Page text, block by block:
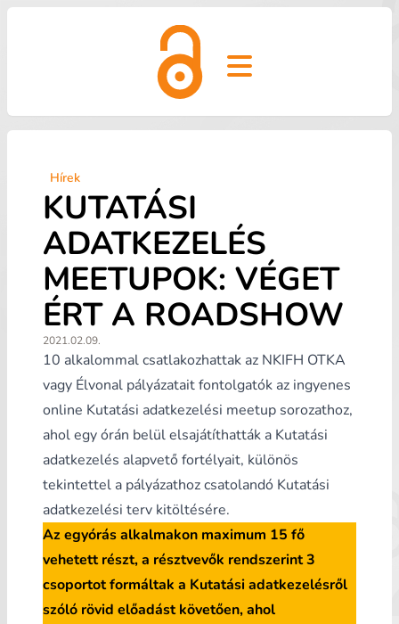
Open main menu
Hírek
KUTATÁSI
ADATKEZELÉS
MEETUPOK: VÉGET
ÉRT A ROADSHOW
2021.02.09.
10 alkalommal csatlakozhattak az NKIFH OTKA
vagy Élvonal pályázatait fontolgatók az ingyenes
online Kutatási adatkezelési meetup sorozathoz,
ahol egy órán belül elsajátíthatták a Kutatási
adatkezelés alapvető fortélyait, különös
tekintettel a pályázathoz csatolandó Kutatási
adatkezelési terv kitöltésére.
Az egyórás alkalmakon maximum 15 fő
vehetett részt, a résztvevők rendszerint 3
csoportot formáltak a Kutatási adatkezelésről
szóló rövid előadást követően, ahol